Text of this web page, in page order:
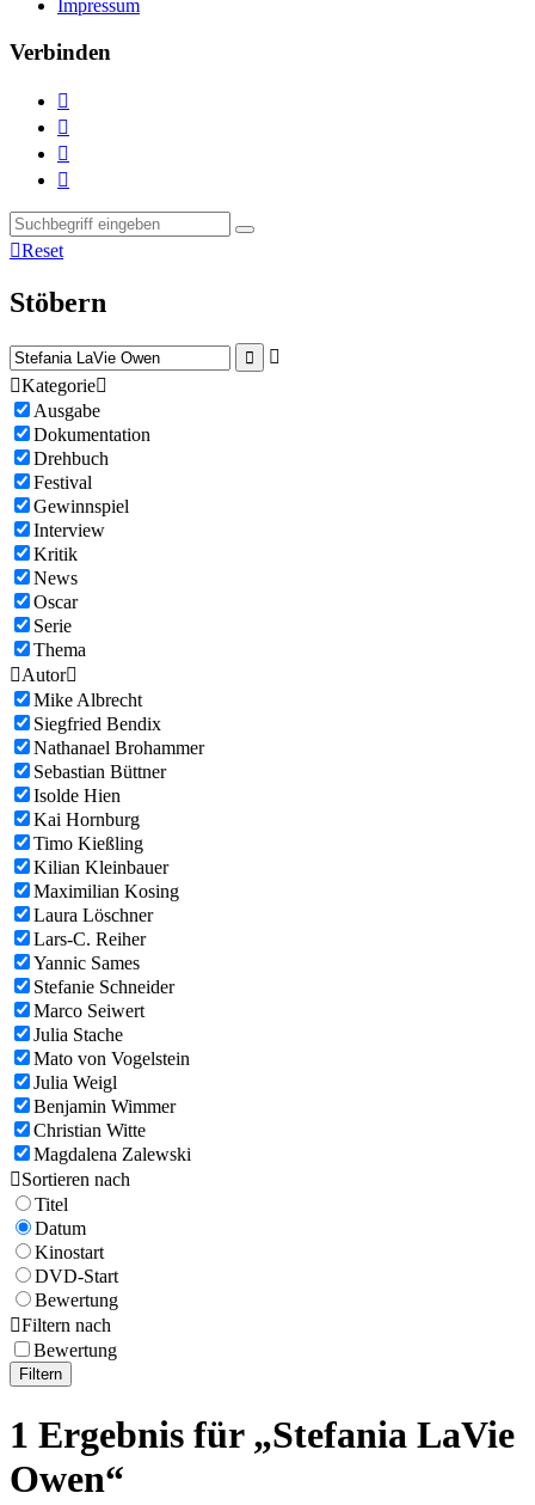
Impressum
Verbinden




Reset
Stöbern


Kategorie
Ausgabe
Dokumentation
Drehbuch
Festival
Gewinnspiel
Interview
Kritik
News
Oscar
Serie
Thema
Autor
Mike Albrecht
Siegfried Bendix
Nathanael Brohammer
Sebastian Büttner
Isolde Hien
Kai Hornburg
Timo Kießling
Kilian Kleinbauer
Maximilian Kosing
Laura Löschner
Lars-C. Reiher
Yannic Sames
Stefanie Schneider
Marco Seiwert
Julia Stache
Mato von Vogelstein
Julia Weigl
Benjamin Wimmer
Christian Witte
Magdalena Zalewski
Sortieren nach
Titel
Datum
Kinostart
DVD-Start
Bewertung
Filtern nach
Bewertung
Filtern
1 Ergebnis für „Stefania LaVie
Owen“